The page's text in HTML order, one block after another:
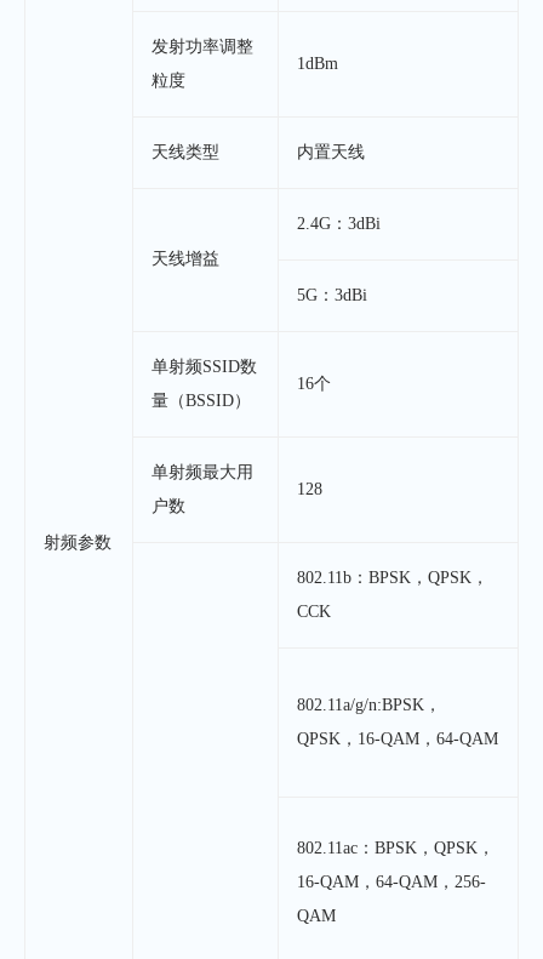
射频参数
发射功率调整
粒度
1dBm
天线类型 内置天线
天线增益
2.4G：3dBi
5G：3dBi
单射频SSID数
量（BSSID）
16个
单射频最大用
户数
128
802.11b：BPSK，QPSK，
CCK
802.11a/g/n:BPSK，
QPSK，16-QAM，64-QAM
802.11ac：BPSK，QPSK，
16-QAM，64-QAM，256-
QAM